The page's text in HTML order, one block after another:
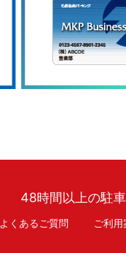
48時間以上の駐
よくあるご質問 ご利用